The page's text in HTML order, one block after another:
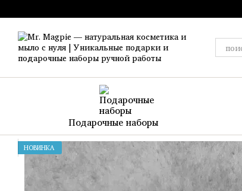
Подарочные наборы
НОВИНКА